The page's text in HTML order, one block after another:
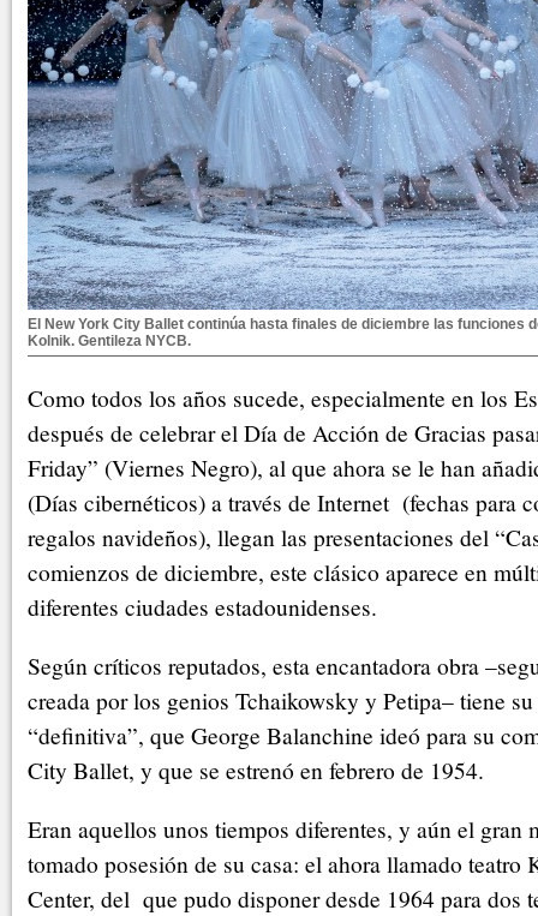
El New York City Ballet continúa hasta finales de diciembre las funciones
Kolnik. Gentileza NYCB.
Como todos los años sucede, especialmente en los
después de celebrar el Día de Acción de Gracias
Friday” (Viernes Negro), al que ahora se le han
(Días cibernéticos) a través de Internet (fechas para
regalos navideños), llegan las presentaciones del
comienzos de diciembre, este clásico aparece en
diferentes ciudades estadounidenses.
Según críticos reputados, esta encantadora obra
creada por los genios Tchaikowsky y Petipa– tiene
“definitiva”, que George Balanchine ideó para su
City Ballet, y que se estrenó en febrero de 1954.
Eran aquellos unos tiempos diferentes, y aún el gran
tomado posesión de su casa: el ahora llamado
Center, del que pudo disponer desde 1964 para dos